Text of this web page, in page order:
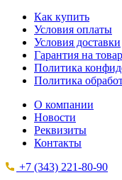
Как купить
Условия оплаты
Условия доставки
Гарантия на товар
Политика
Политика
О компании
Новости
Реквизиты
Контакты
+7 (343) 221-80-90